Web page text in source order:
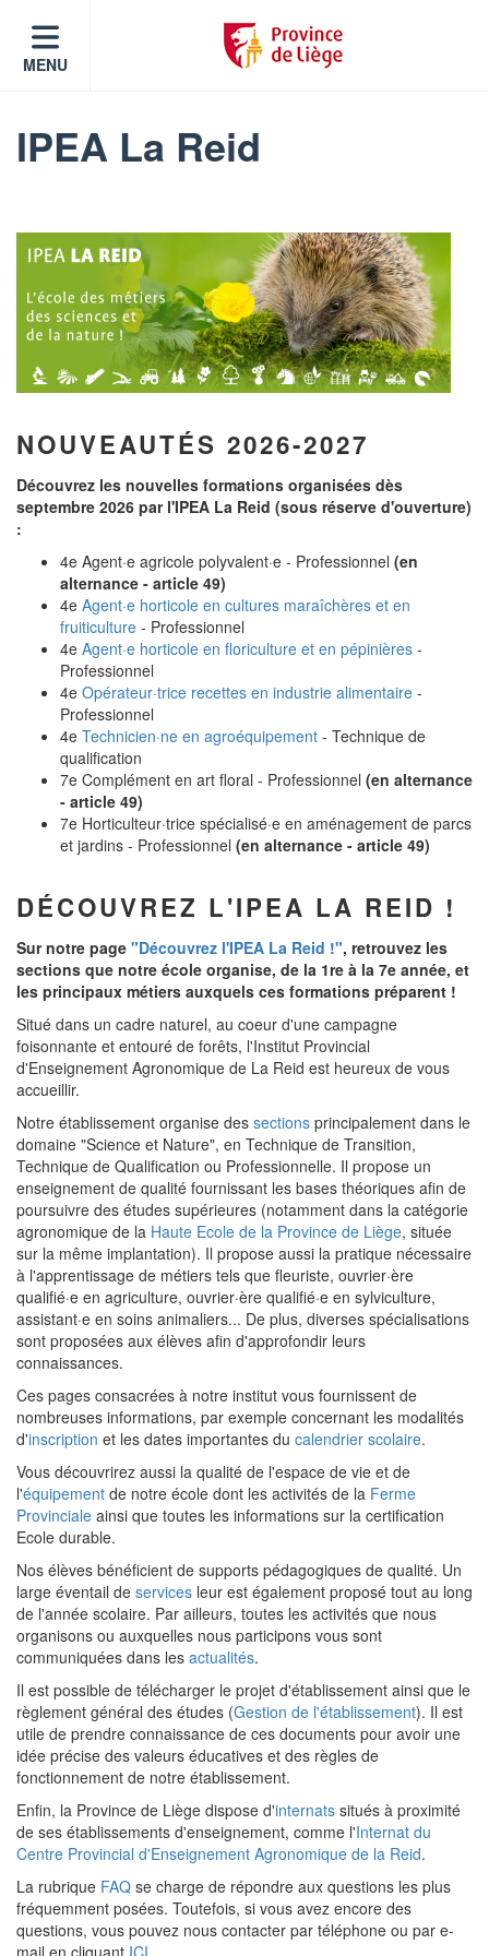
MENU
IPEA La Reid
NOUVEAUTÉS 2026-2027
Découvrez les nouvelles formations organisées dès
septembre 2026 par l'IPEA La Reid (sous réserve d'ouverture)
:
4e Agent·e agricole polyvalent·e - Professionnel (en
alternance - article 49)
4e Agent·e horticole en cultures maraîchères et en
fruiticulture - Professionnel
4e Agent·e horticole en floriculture et en pépinières -
Professionnel
4e Opérateur·trice recettes en industrie alimentaire -
Professionnel
4e Technicien·ne en agroéquipement - Technique de
qualification
7e Complément en art floral - Professionnel (en alternance
- article 49)
7e Horticulteur·trice spécialisé·e en aménagement de parcs
et jardins - Professionnel (en alternance - article 49)
DÉCOUVREZ L'IPEA LA REID !
Sur notre page "Découvrez l'IPEA La Reid !", retrouvez les
sections que notre école organise, de la 1re à la 7e année, et
les principaux métiers auxquels ces formations préparent !
Situé dans un cadre naturel, au coeur d'une campagne
foisonnante et entouré de forêts, l'Institut Provincial
d'Enseignement Agronomique de La Reid est heureux de vous
accueillir.
Notre établissement organise des sections principalement dans le
domaine "Science et Nature", en Technique de Transition,
Technique de Qualification ou Professionnelle. Il propose un
enseignement de qualité fournissant les bases théoriques afin de
poursuivre des études supérieures (notamment dans la catégorie
agronomique de la Haute Ecole de la Province de Liège, située
sur la même implantation). Il propose aussi la pratique nécessaire
à l'apprentissage de métiers tels que fleuriste, ouvrier·ère
qualifié·e en agriculture, ouvrier·ère qualifié·e en sylviculture,
assistant·e en soins animaliers... De plus, diverses spécialisations
sont proposées aux élèves afin d'approfondir leurs
connaissances.
Ces pages consacrées à notre institut vous fournissent de
nombreuses informations, par exemple concernant les modalités
d'inscription et les dates importantes du calendrier scolaire.
Vous découvrirez aussi la qualité de l'espace de vie et de
l'équipement de notre école dont les activités de la Ferme
Provinciale ainsi que toutes les informations sur la certification
Ecole durable.
Nos élèves bénéficient de supports pédagogiques de qualité. Un
large éventail de services leur est également proposé tout au long
de l'année scolaire. Par ailleurs, toutes les activités que nous
organisons ou auxquelles nous participons vous sont
communiquées dans les actualités.
Il est possible de télécharger le projet d'établissement ainsi que le
règlement général des études (Gestion de l'établissement). Il est
utile de prendre connaissance de ces documents pour avoir une
idée précise des valeurs éducatives et des règles de
fonctionnement de notre établissement.
Enfin, la Province de Liège dispose d'internats situés à proximité
de ses établissements d'enseignement, comme l'Internat du
Centre Provincial d'Enseignement Agronomique de la Reid.
La rubrique FAQ se charge de répondre aux questions les plus
fréquemment posées. Toutefois, si vous avez encore des
questions, vous pouvez nous contacter par téléphone ou par e-
mail en cliquant ICI